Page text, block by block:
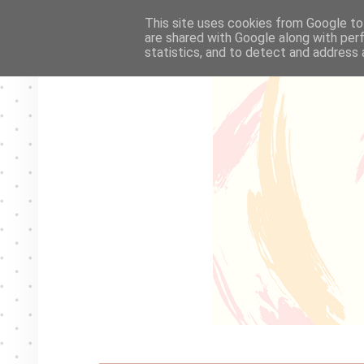
This site uses cookies from Google
are shared with Google along with
statistics, and to detect and address